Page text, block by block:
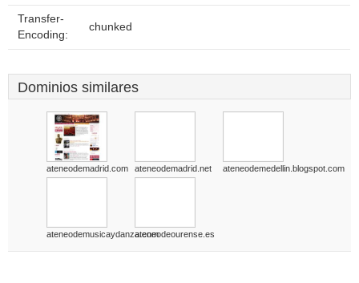
Transfer-
Encoding:
chunked
Dominios similares
ateneodemadrid.com ateneodemadrid.net ateneodemedellin.blogspot.com
ateneodemusicaydanza.comateneodeourense.es